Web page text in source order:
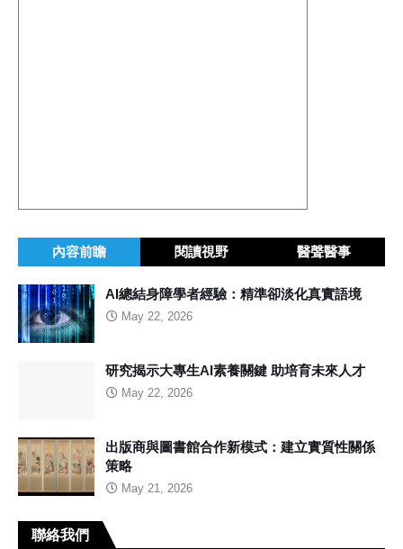
內容前瞻 閱讀視野 醫聲醫事
AI總結身障學者經驗：精準卻淡化真實語境
May 22, 2026
研究揭示大專生AI素養關鍵 助培育未來人才
May 22, 2026
出版商與圖書館合作新模式：建立實質性關係
策略
May 21, 2026
聯絡我們